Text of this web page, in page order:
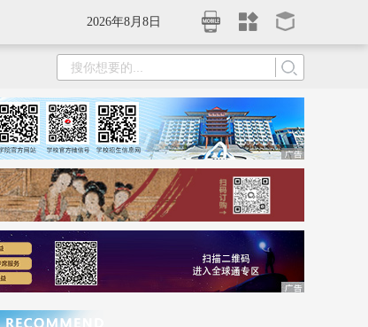
2026年8月8日